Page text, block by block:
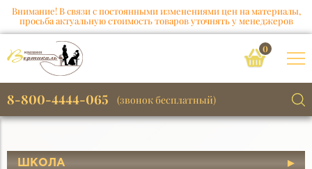
Внимание! В связи с постоянными изменениями цен на материалы,
просьба актуальную стоимость товаров уточнять у менеджеров
0
8-800-4444-065 (звонок бесплатный)
ШКОЛА